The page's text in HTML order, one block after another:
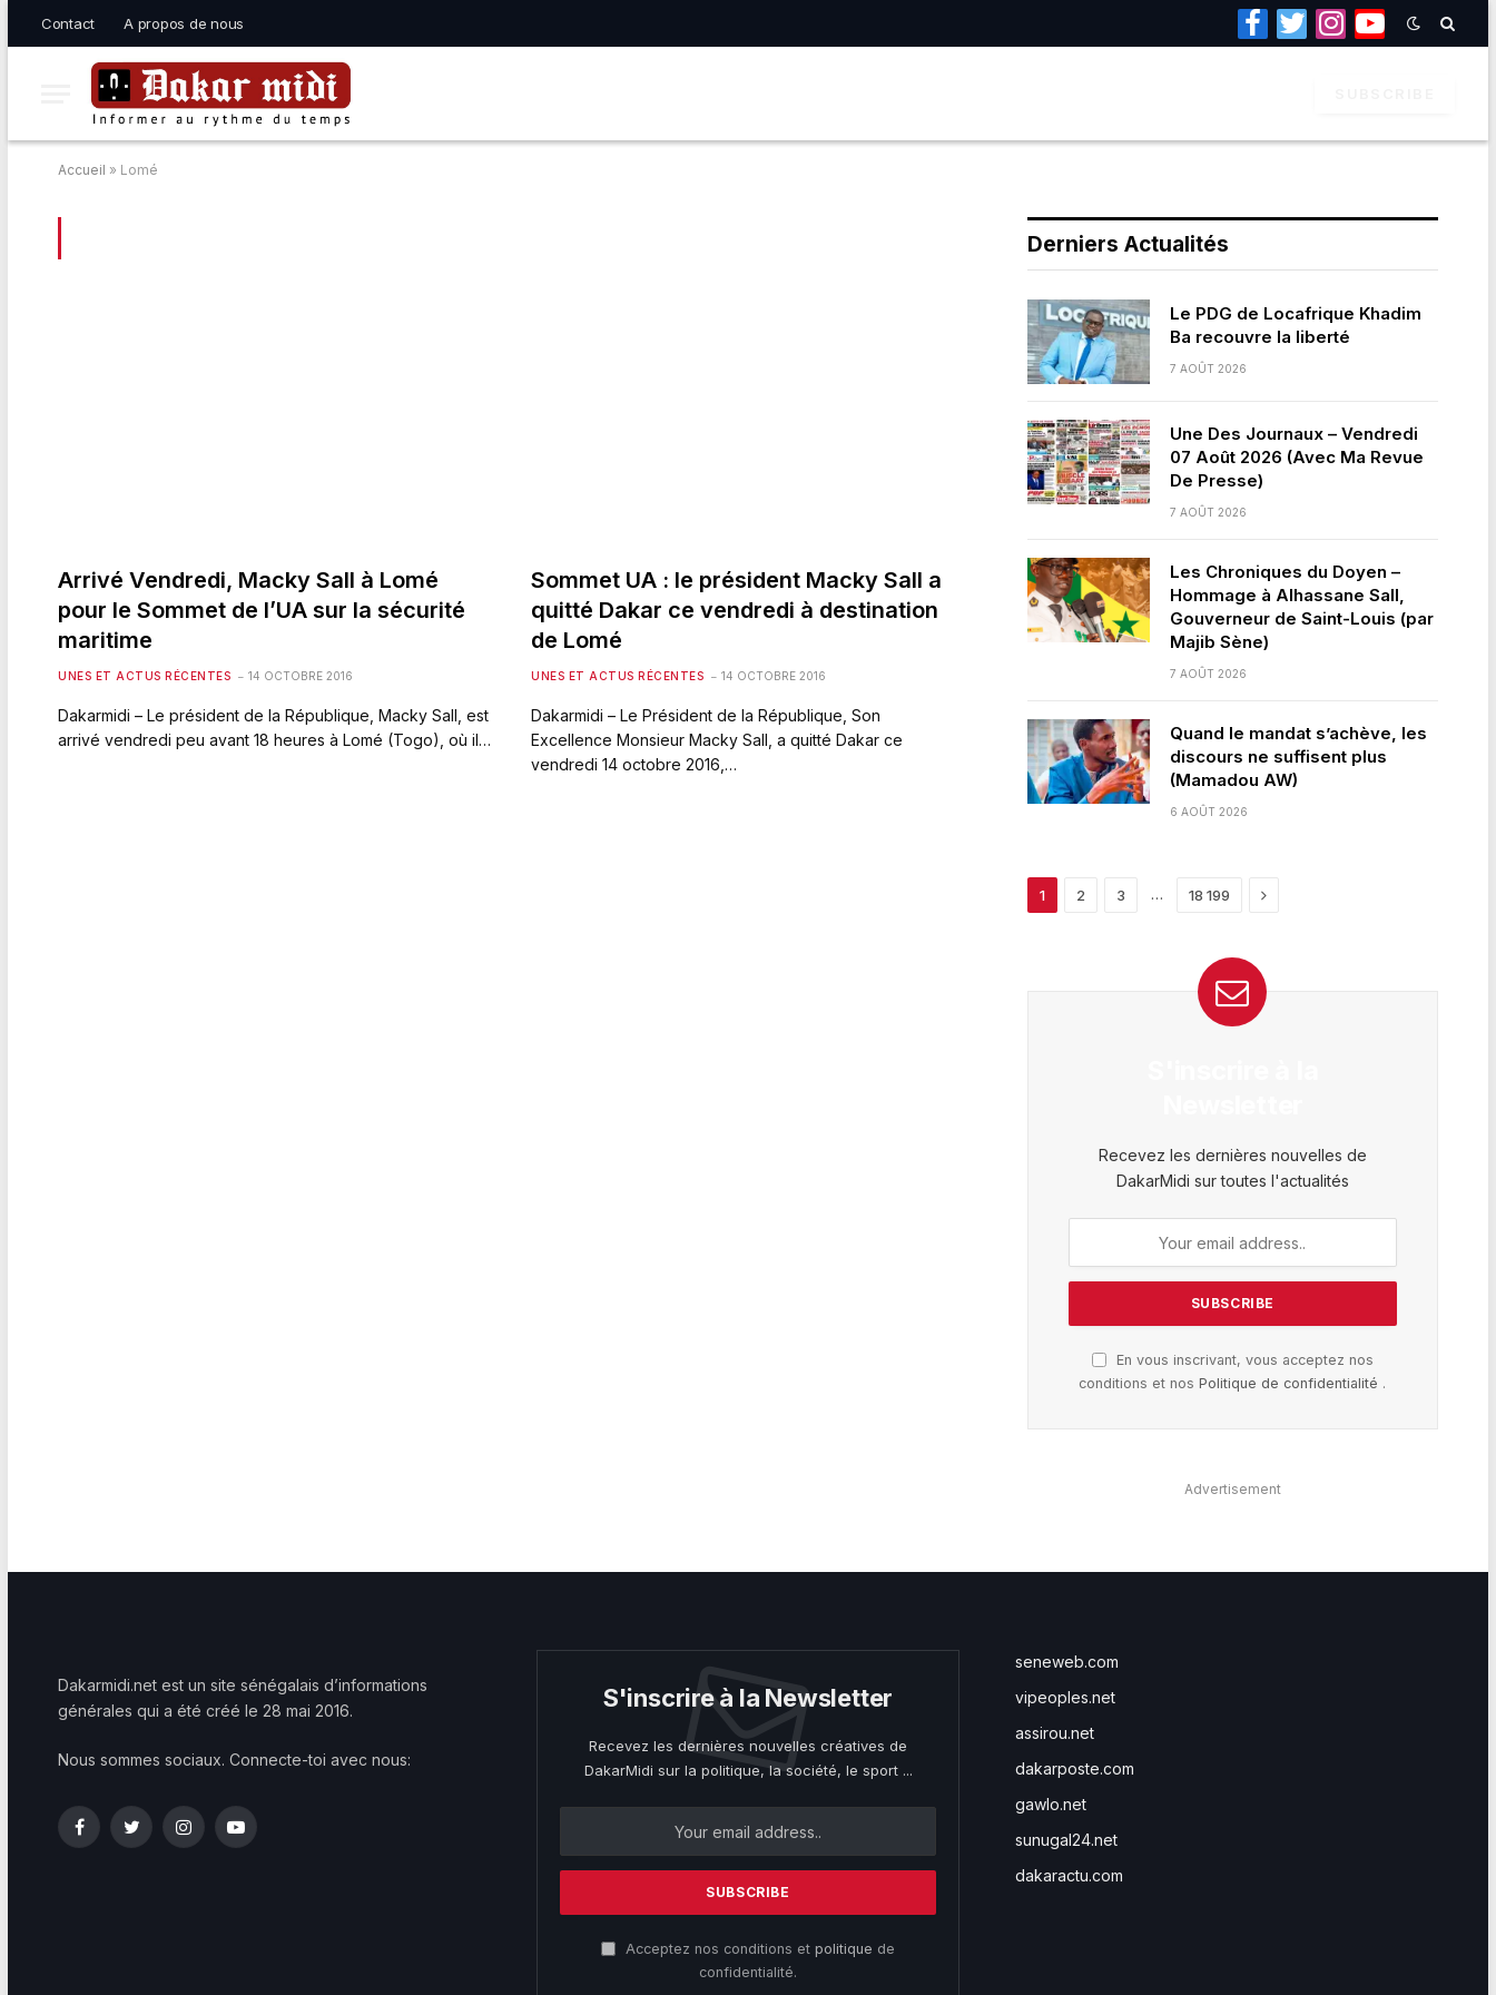
Contact A propos de nous
Facebook
TwitterInstagramYouTube
Accueil » Lomé
Arrivé Vendredi, Macky Sall à Lomé
pour le Sommet de l’UA sur la sécurité
maritime
UNES ET ACTUS RÉCENTES 14 OCTOBRE 2016
Dakarmidi – Le président de la République, Macky Sall, est
arrivé vendredi peu avant 18 heures à Lomé (Togo), où il…
Sommet UA : le président Macky Sall a
quitté Dakar ce vendredi à destination
de Lomé
UNES ET ACTUS RÉCENTES 14 OCTOBRE 2016
Dakarmidi – Le Président de la République, Son
Excellence Monsieur Macky Sall, a quitté Dakar ce
vendredi 14 octobre 2016,…
Derniers Actualités
Le PDG de Locafrique Khadim
Ba recouvre la liberté
7 AOÛT 2026
Une Des Journaux – Vendredi
07 Août 2026 (Avec Ma Revue
De Presse)
7 AOÛT 2026
Les Chroniques du Doyen –
Hommage à Alhassane Sall,
Gouverneur de Saint-Louis (par
Majib Sène)
7 AOÛT 2026
Quand le mandat s’achève, les
discours ne suffisent plus
(Mamadou AW)
6 AOÛT 2026
1 2 3 … 18 199 Next
Recevez les dernières nouvelles de
DakarMidi sur toutes l'actualités
En vous inscrivant, vous acceptez nos
conditions et nosPolitique de confidentialité .
Advertisement
Dakarmidi.net est un site sénégalais d’informations
générales qui a été créé le 28 mai 2016.
Nous sommes sociaux. Connecte-toi avec nous:
FacebookTwitterInstagramYouTube
S'inscrire à la Newsletter
Recevez les dernières nouvelles créatives de
DakarMidi sur la politique, la société, le sport ...
Acceptez nos conditions et politique de
confidentialité.
seneweb.com
vipeoples.net
assirou.net
dakarposte.com
gawlo.net
sunugal24.net
dakaractu.com